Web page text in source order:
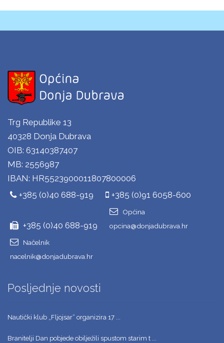
Trg Republike 13
40328 Donja Dubrava
OIB: 63140387407
MB: 2556987
IBAN: HR5523900011807800006
+385 (0)40 688-919
+385 (0)91 6058-600
+385 (0)40 688-919
Općina
opcina@donjadubrava.hr
Načelnik
nacelnik@donjadubrava.hr
Posljednje novosti
Nautički klub „Fljojsar“ organizira 17 ...
Branitelji Dan pobjede obilježili spustom starim t ...